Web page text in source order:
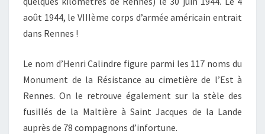
août 1944, le VIIIème corps d’armée américain entrait
dans Rennes !
Le nom d’Henri Calindre figure parmi les 117 noms du
Monument de la Résistance au cimetière de l’Est à
Rennes. On le retrouve également sur la stèle des
fusillés de la Maltière à Saint Jacques de la Lande
auprès de 78 compagnons d’infortune.